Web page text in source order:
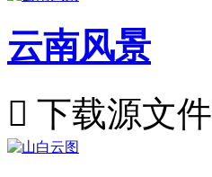
云南风景
 下载源文件